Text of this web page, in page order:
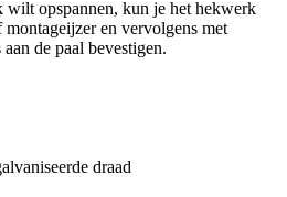
wilt opspannen, kun je het hekwerk
montageijzer en vervolgens met
de paal bevestigen.
draad